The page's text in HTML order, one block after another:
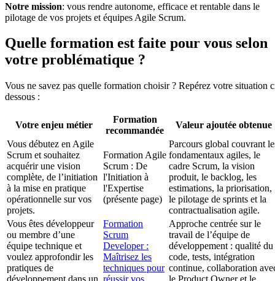
Notre mission: vous rendre autonome, efficace et rentable dans le
pilotage de vos projets et équipes Agile Scrum.
Quelle formation est faite pour vous selon
votre problématique ?
Vous ne savez pas quelle formation choisir ? Repérez votre situation
dessous :
Votre enjeu métier
Formation
recommandée
Valeur ajoutée obtenue
Vous débutez en Agile
Scrum et souhaitez
acquérir une vision
complète, de l’initiation
à la mise en pratique
opérationnelle sur vos
projets.
Formation Agile
Scrum : De
l'Initiation à
l'Expertise
(présente page)
Parcours global couvrant
fondamentaux agiles, le
cadre Scrum, la vision
produit, le backlog, les
estimations, la priorisation,
le pilotage de sprints et la
contractualisation agile.
Vous êtes développeur
ou membre d’une
équipe technique et
voulez approfondir les
pratiques de
Formation
Scrum
Developer :
Maîtrisez les
techniques pour
Approche centrée sur le
travail de l’équipe de
développement : qualité du
code, tests, intégration
continue, collaboration